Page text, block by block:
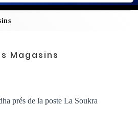
Magasins
prés de la poste La Soukra